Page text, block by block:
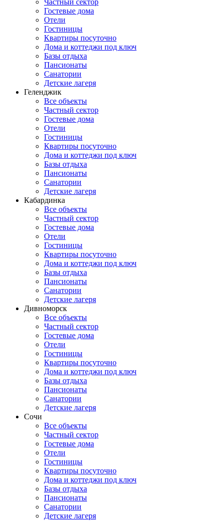
Частный сектор
Гостевые дома
Отели
Гостиницы
Квартиры посуточно
Дома и коттеджи под ключ
Базы отдыха
Пансионаты
Санатории
Детские лагеря
Геленджик
Все объекты
Частный сектор
Гостевые дома
Отели
Гостиницы
Квартиры посуточно
Дома и коттеджи под ключ
Базы отдыха
Пансионаты
Санатории
Детские лагеря
Кабардинка
Все объекты
Частный сектор
Гостевые дома
Отели
Гостиницы
Квартиры посуточно
Дома и коттеджи под ключ
Базы отдыха
Пансионаты
Санатории
Детские лагеря
Дивноморск
Все объекты
Частный сектор
Гостевые дома
Отели
Гостиницы
Квартиры посуточно
Дома и коттеджи под ключ
Базы отдыха
Пансионаты
Санатории
Детские лагеря
Сочи
Все объекты
Частный сектор
Гостевые дома
Отели
Гостиницы
Квартиры посуточно
Дома и коттеджи под ключ
Базы отдыха
Пансионаты
Санатории
Детские лагеря